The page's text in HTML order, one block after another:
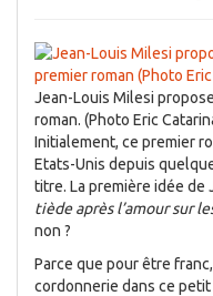
Jean-Louis Milesi
roman. (Photo Eric
Initialement, ce premier
Etats-Unis depuis
titre. La première idée de
tiède après l’amour sur
non ?
Parce que pour être
cordonnerie dans ce